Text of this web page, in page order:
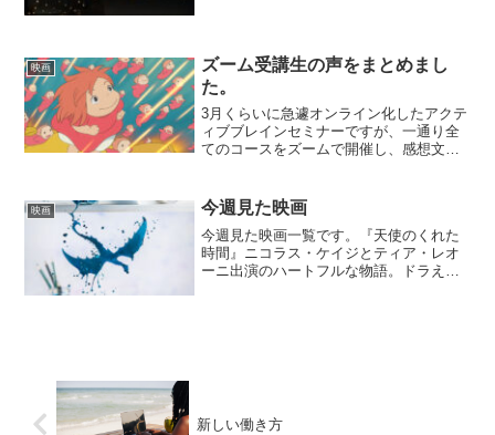
る回っているだけ。1日1...
映画
ズーム受講生の声をまとめまし
た。
3月くらいに急遽オンライン化したアクテ
ィブブレインセミナーですが、一通り全
てのコースをズームで開催し、感想文が
す。オンライン受講生の声ついでに今ま
での感想文も年代と性...
映画 今週見た映画
今週見た映画一覧です。『天使のくれた
時間』ニコラス・ケイジとティア・レオ
ーニ出演のハートフルな物語。ドラえも
新しい働き方